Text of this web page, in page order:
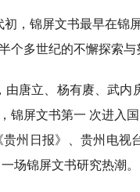
锦屏文书最早在锦屏
个多世纪的不懈探索
唐立、杨有赓、武内
锦屏文书第一 次进入
贵州日报》、贵州电
场锦屏文书研究热潮。